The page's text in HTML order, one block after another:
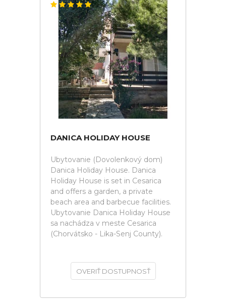
DANICA HOLIDAY HOUSE
Ubytovanie (Dovolenkový dom)
Danica Holiday House. Danica
Holiday House is set in Cesarica
and offers a garden, a private
beach area and barbecue facilities.
Ubytovanie Danica Holiday House
sa nachádza v meste Cesarica
(Chorvátsko - Lika-Senj County).
OVERIŤ DOSTUPNOSŤ